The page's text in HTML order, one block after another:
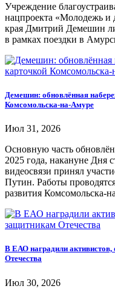
Учреждение
нацпроекта «Молодежь и
края Дмитрий Демешин
в рамках поездки в
Демешин: обновлённая
Комсомольска-на-Амуре
Июл 31, 2026
Основную часть
2025 года, накануне Дня
видеосвязи принял
Путин. Работы
развития Комсомольска-
В ЕАО наградили
Отечества
Июл 30, 2026